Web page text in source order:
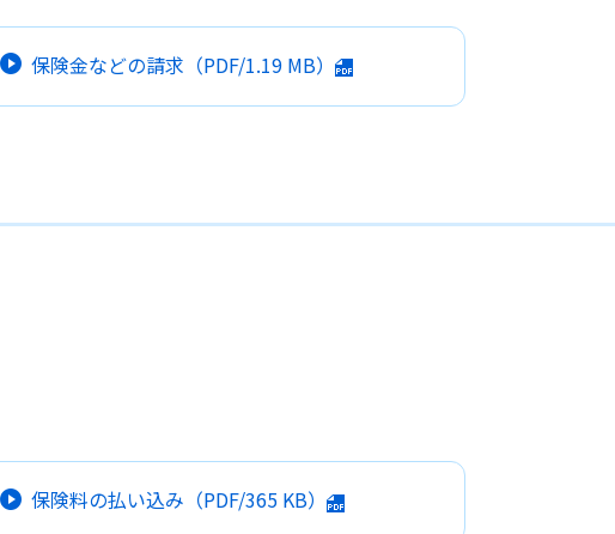
保険金などの請求 （PDF/1.19 MB）
保険料の払い込み （PDF/365 KB）